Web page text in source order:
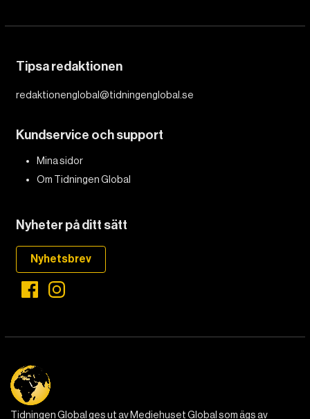
Tipsa redaktionen
redaktionenglobal@tidningenglobal.se
Kundservice och support
Mina sidor
Om Tidningen Global
Nyheter på ditt sätt
Nyhetsbrev
Tidningen Global ges ut av Mediehuset Global som ägs av
DET GLOBALA PRESSTÖDET